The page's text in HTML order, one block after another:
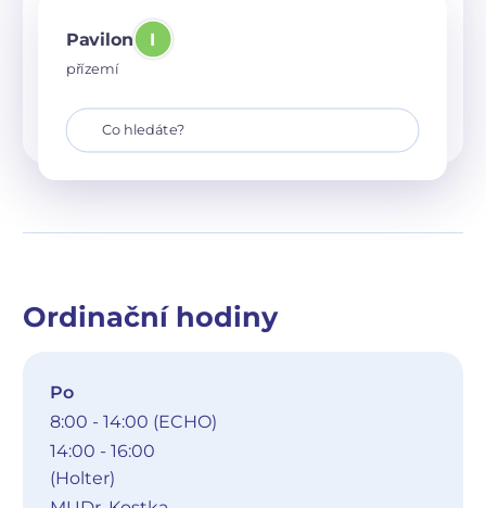
Pavilon I
přízemí
Ordinační hodiny
Po
8:00 - 14:00 (ECHO)
14:00 - 16:00
(Holter)